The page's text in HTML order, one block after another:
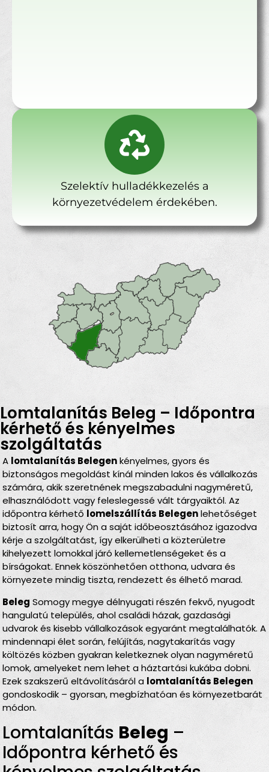
Szelektív hulladékkezelés a
környezetvédelem érdekében.
Lomtalanítás Beleg – Időpontra
kérhető és kényelmes
szolgáltatás
A lomtalanítás Belegenkényelmes, gyors és
biztonságos megoldást kínál minden lakos és vállalkozás
számára, akik szeretnének megszabadulni nagyméretű,
elhasználódott vagy feleslegessé vált tárgyaiktól. Az
időpontra kérhető lomelszállítás Belegenlehetőséget
biztosít arra, hogy Ön a saját időbeosztásához igazodva
kérje a szolgáltatást, így elkerülheti a közterületre
kihelyezett lomokkal járó kellemetlenségeket és a
bírságokat. Ennek köszönhetően otthona, udvara és
környezete mindig tiszta, rendezett és élhető marad.
Beleg Somogy megye délnyugati részén fekvő, nyugodt
hangulatú település, ahol családi házak, gazdasági
udvarok és kisebb vállalkozások egyaránt megtalálhatók. A
mindennapi élet során, felújítás, nagytakarítás vagy
költözés közben gyakran keletkeznek olyan nagyméretű
lomok, amelyeket nem lehet a háztartási kukába dobni.
Ezek szakszerű eltávolításáról a lomtalanítás Belegen
gondoskodik – gyorsan, megbízhatóan és környezetbarát
módon.
Lomtalanítás Beleg –
Időpontra kérhető és